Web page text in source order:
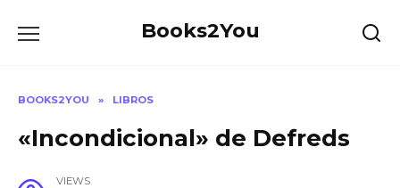
Books2You
BOOKS2YOU » LIBROS
«Incondicional» de Defreds
VIEWS